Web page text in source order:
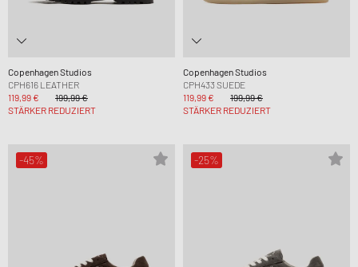
Copenhagen Studios
CPH616 LEATHER
119,99 €
199,99 €
STÄRKER REDUZIERT
Copenhagen Studios
CPH433 SUEDE
119,99 €
199,99 €
STÄRKER REDUZIERT
-45% -25%